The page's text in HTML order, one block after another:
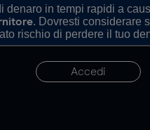
in tempi rapidi a
. Dovresti considerare
rischio di perdere il tuo
Accedi